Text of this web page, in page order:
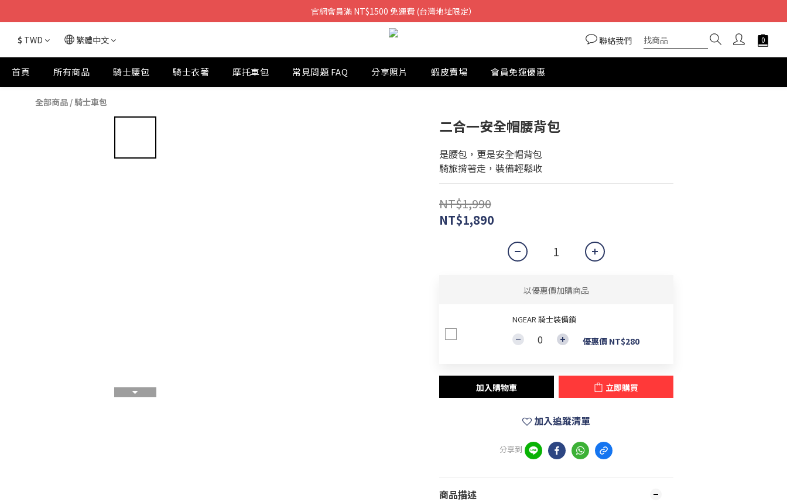
官網會員滿 NT$1500 免運費 (台灣地址限定）
$ TWD 繁體中文 聯絡我們
首頁 所有商品 騎士腰包 騎士衣著 摩托車包 常見問題 FAQ 分享照片 蝦皮賣場 會員免運優惠
全部商品 /騎士車包
二合一安全帽腰背包
是腰包，更是安全帽背包
騎旅揹著走，裝備輕鬆收
NT$1,990
NT$1,890
以優惠價加購商品
NGEAR 騎士裝備鎖
優惠價 NT$280
加入購物車 立即購買
加入追蹤清單
分享到
商品描述